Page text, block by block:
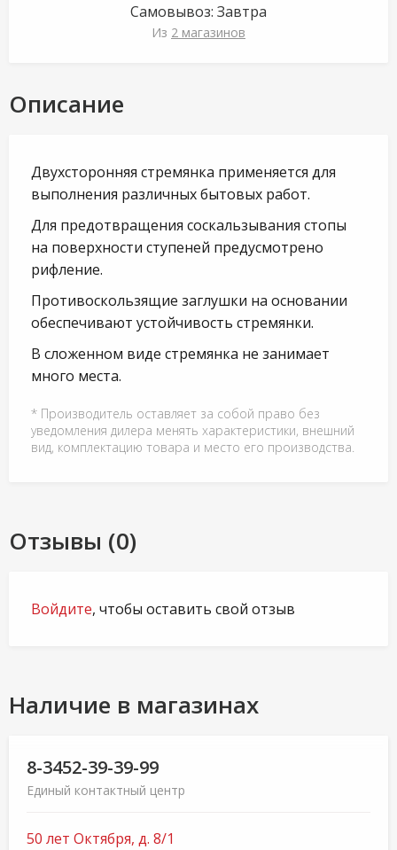
Самовывоз: Завтра
Из 2 магазинов
Описание
Двухсторонняя стремянка применяется для
выполнения различных бытовых работ.
Для предотвращения соскальзывания стопы
на поверхности ступеней предусмотрено
рифление.
Противоскользящие заглушки на основании
обеспечивают устойчивость стремянки.
В сложенном виде стремянка не занимает
много места.
* Производитель оставляет за собой право без
уведомления дилера менять характеристики, внешний
вид, комплектацию товара и место его производства.
Отзывы (0)
Войдите, чтобы оставить свой отзыв
Наличие в магазинах
8-3452-39-39-99
Единый контактный центр
50 лет Октября, д. 8/1